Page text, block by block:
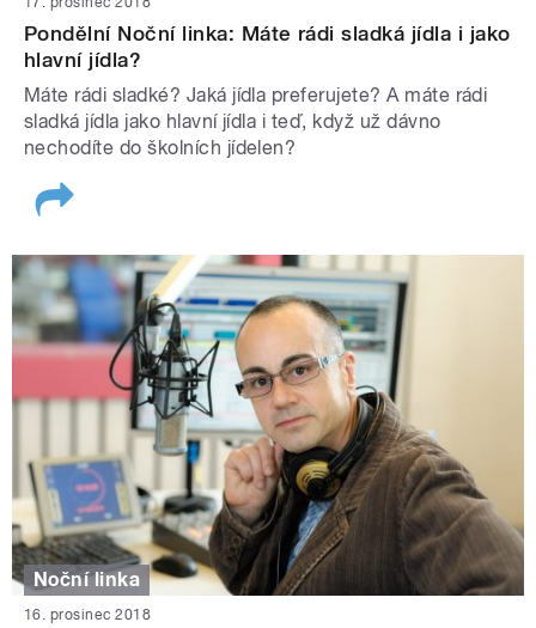
Pondělní Noční linka: Máte rádi sladká jídla i jako
hlavní jídla?
Máte rádi sladké? Jaká jídla preferujete? A máte rádi
sladká jídla jako hlavní jídla i teď, když už dávno
nechodíte do školních jídelen?
Noční linka
16. prosinec 2018